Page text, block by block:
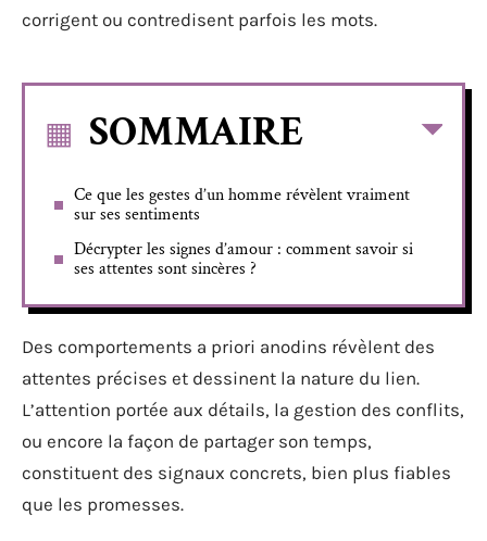
corrigent ou contredisent parfois les mots.
SOMMAIRE
Ce que les gestes d’un homme révèlent vraiment
sur ses sentiments
Décrypter les signes d’amour : comment savoir si
ses attentes sont sincères ?
Des comportements a priori anodins révèlent des
attentes précises et dessinent la nature du lien.
L’attention portée aux détails, la gestion des conflits,
ou encore la façon de partager son temps,
constituent des signaux concrets, bien plus fiables
que les promesses.